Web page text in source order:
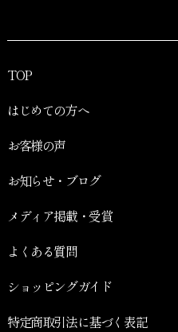
TOP
はじめての方へ
お客様の声
お知らせ・ブログ
メディア掲載・受賞
よくある質問
ショッピングガイド
特定商取引法に基づく表記